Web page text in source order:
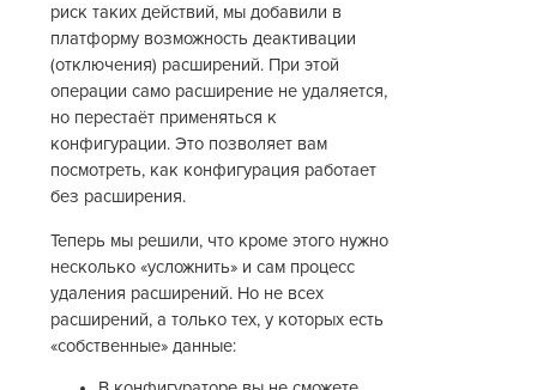
риск таких действий, мы добавили в
платформу возможность деактивации
(отключения) расширений. При этой
операции само расширение не удаляется,
но перестаёт применяться к
конфигурации. Это позволяет вам
посмотреть, как конфигурация работает
без расширения.
Теперь мы решили, что кроме этого нужно
несколько «усложнить» и сам процесс
удаления расширений. Но не всех
расширений, а только тех, у которых есть
«собственные» данные: